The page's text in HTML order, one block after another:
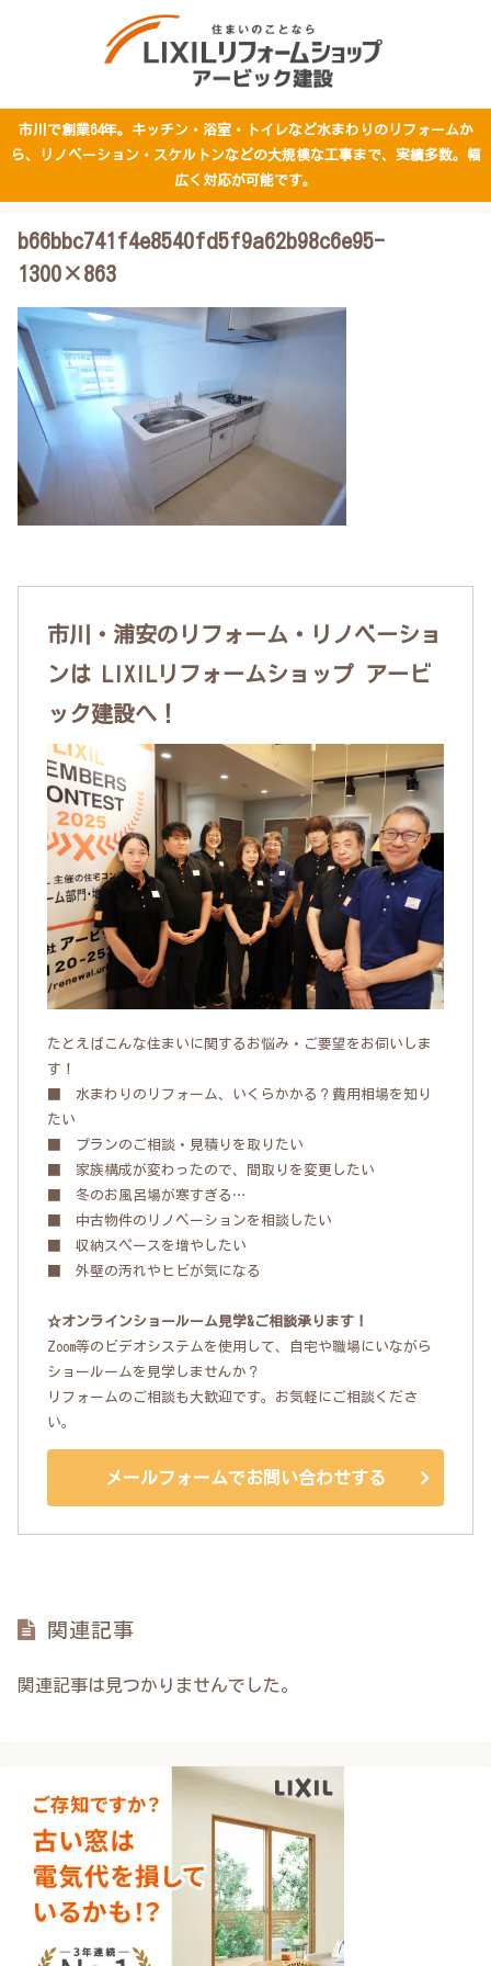
市川で創業64年。キッチン・浴室・トイレなど水まわりのリフォームか
ら、リノベーション・スケルトンなどの大規模な工事まで、実績多数。幅
広く対応が可能です。
b66bbc741f4e8540fd5f9a62b98c6e95-
1300×863
市川・浦安のリフォーム・リノベーショ
ンは LIXILリフォームショップ アービ
ック建設へ！
たとえばこんな住まいに関するお悩み・ご要望をお伺いしま
す！
■ 水まわりのリフォーム、いくらかかる？費用相場を知り
たい
■ プランのご相談・見積りを取りたい
■ 家族構成が変わったので、間取りを変更したい
■ 冬のお風呂場が寒すぎる…
■ 中古物件のリノベーションを相談したい
■ 収納スペースを増やしたい
■ 外壁の汚れやヒビが気になる
☆オンラインショールーム見学&ご相談承ります！
Zoom等のビデオシステムを使用して、自宅や職場にいながら
ショールームを見学しませんか？
リフォームのご相談も大歓迎です。お気軽にご相談くださ
い。
メールフォームでお問い合わせする
関連記事
関連記事は見つかりませんでした。